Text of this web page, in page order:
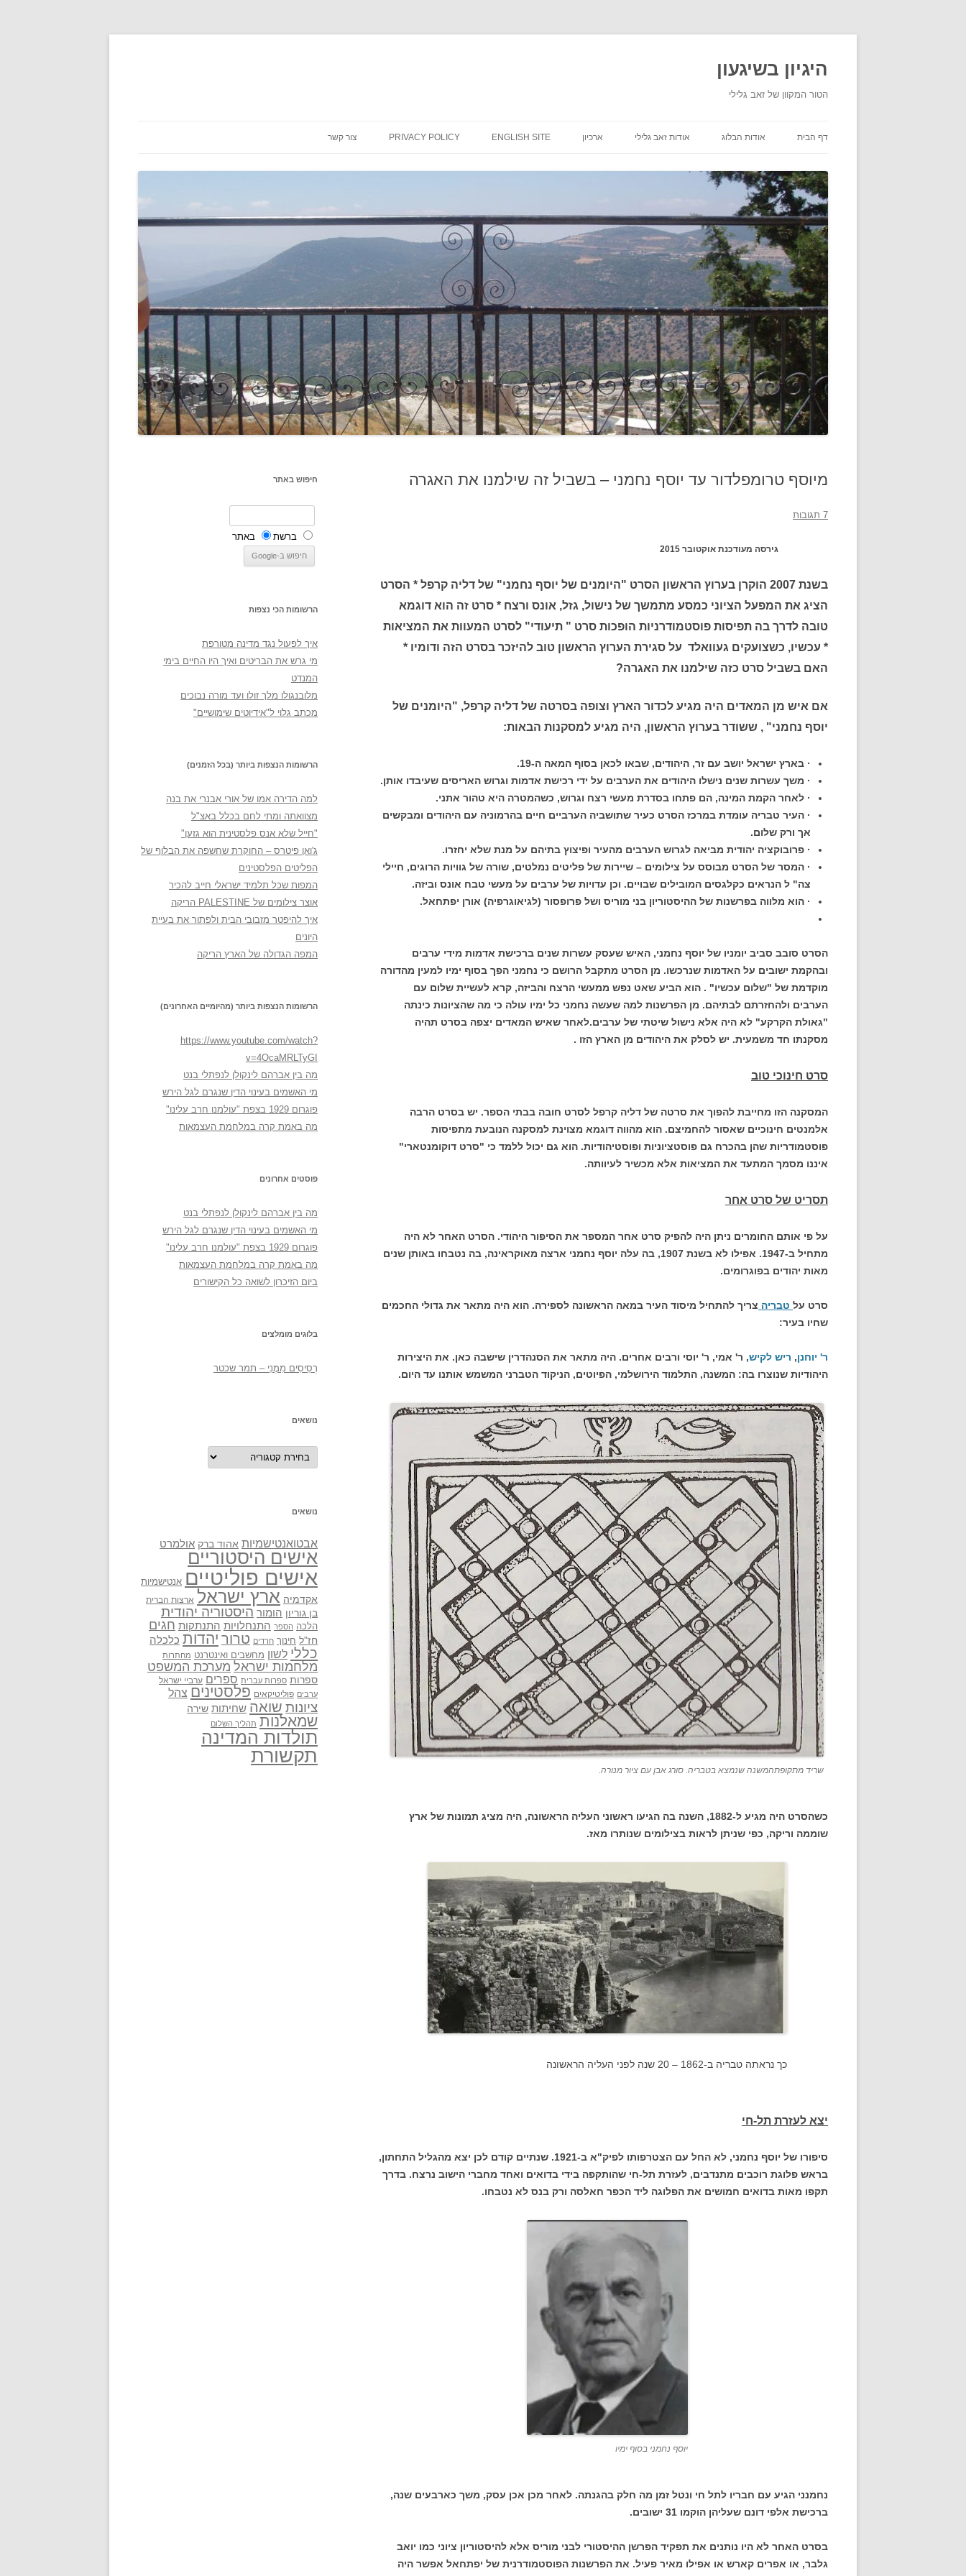
היגיון בשיגעון
הטור המקוון של זאב גלילי
דף הבית אודות הבלוג אודות זאב גלילי ארכיון ENGLISH SITE
PRIVACY POLICY צור קשר
מיוסף טרומפלדור עד יוסף נחמני – בשביל זה שילמנו את האגרה
7 תגובות
גירסה מעודכנת אוקטובר 2015
בשנת 2007 הוקרן בערוץ הראשון הסרט "היומנים של יוסף נחמני" של דליה קרפל * הסרט
הציג את המפעל הציוני כמסע מתמשך של נישול, גזל, אונס ורצח * סרט זה הוא דוגמא
טובה לדרך בה תפיסות פוסטמודרניות הופכות סרט " תיעודי" לסרט המעוות את המציאות
* עכשיו, כשצועקים געוואלד על סגירת הערוץ הראשון טוב להיזכר בסרט הזה ודומיו *
האם בשביל סרט כזה שילמנו את האגרה?
אם איש מן המאדים היה מגיע לכדור הארץ וצופה בסרטה של דליה קרפל, "היומנים של
יוסף נחמני" , ששודר בערוץ הראשון, היה מגיע למסקנות הבאות:
· בארץ ישראל יושב עם זר, היהודים, שבאו לכאן בסוף המאה ה-19.
· משך עשרות שנים נישלו היהודים את הערבים על ידי רכישת אדמות וגרוש האריסים שעיבדו אותן.
· לאחר הקמת המינה, הם פתחו בסדרת מעשי רצח וגרוש, כשהמטרה היא טהור אתני.
· העיר טבריה עומדת במרכז הסרט כעיר שתושביה הערביים חיים בהרמוניה עם היהודים ומבקשים
אך ורק שלום.
· פרובוקציה יהודית מביאה לגרוש הערבים מהעיר ופיצוץ בתיהם על מנת שלא יחזרו.
· המסר של הסרט מבוסס על צילומים – שיירות של פליטים נמלטים, שורה של גוויות הרוגים, חיילי
צה" ל הנראים כקלגסים המובילים שבויים. וכן עדויות של ערבים על מעשי טבח אונס וביזה.
· הוא מלווה בפרשנות של ההיסטוריון בני מוריס ושל פרופסור (לגיאוגרפיה) אורן יפתחאל.
הסרט סובב סביב יומניו של יוסף נחמני, האיש שעסק עשרות שנים ברכישת אדמות מידי ערבים
ובהקמת ישובים על האדמות שנרכשו. מן הסרט מתקבל הרושם כי נחמני הפך בסוף ימיו למעין מהדורה
מוקדמת של "שלום עכשיו" . הוא הביע שאט נפש ממעשי הרצח והביזה, קרא לעשיית שלום עם
הערבים ולהחזרתם לבתיהם. מן הפרשנות למה שעשה נחמני כל ימיו עולה כי מה שהציונות כינתה
"גאולת הקרקע" לא היה אלא נישול שיטתי של ערבים.לאחר שאיש המאדים יצפה בסרט תהיה
מסקנתו חד משמעית. יש לסלק את היהודים מן הארץ הזו .
סרט חינוכי טוב
המסקנה הזו מחייבת להפוך את סרטה של דליה קרפל לסרט חובה בבתי הספר. יש בסרט הרבה
אלמנטים חינוכיים שאסור להחמיצם. הוא מהווה דוגמא מצוינת למסקנה הנובעת מתפיסות
פוסטמודריות שהן בהכרח גם פוסטציוניות ופוסטיהודיות. הוא גם יכול ללמד כי "סרט דוקומנטארי"
איננו מסמך המתעד את המציאות אלא מכשיר לעיוותה.
תסריט של סרט אחר
על פי אותם החומרים ניתן היה להפיק סרט אחר המספר את הסיפור היהודי. הסרט האחר לא היה
מתחיל ב-1947. אפילו לא בשנת 1907, בה עלה יוסף נחמני ארצה מאוקראינה, בה נטבחו באותן שנים
מאות יהודים בפוגרומים.
סרט על טבריה צריך להתחיל מיסוד העיר במאה הראשונה לספירה. הוא היה מתאר את גדולי החכמים
שחיו בעיר:
ר' יוחנן, ריש לקיש, ר' אמי, ר' יוסי ורבים אחרים. היה מתאר את הסנהדרין שישבה כאן. את היצירות
היהודיות שנוצרו בה: המשנה, התלמוד הירושלמי, הפיוטים, הניקוד הטברני המשמש אותנו עד היום.
שריד מתקופתהמשנה שנמצא בטבריה. סורג אבן עם ציור מנורה.
כשהסרט היה מגיע ל-1882, השנה בה הגיעו ראשוני העליה הראשונה, היה מציג תמונות של ארץ
שוממה וריקה, כפי שניתן לראות בצילומים שנותרו מאז.
כך נראתה טבריה ב-1862 – 20 שנה לפני העליה הראשונה
יצא לעזרת תל-חי
סיפורו של יוסף נחמני, לא החל עם הצטרפותו לפיק"א ב-1921. שנתיים קודם לכן יצא מהגליל התחתון,
בראש פלוגת רוכבים מתנדבים, לעזרת תל-חי שהותקפה בידי בדואים ואחד מחברי הישוב נרצח. בדרך
תקפו מאות בדואים חמושים את הפלוגה ליד הכפר חאלסה ורק בנס לא נטבחו.
יוסף נחמני בסוף ימיו
נחמנני הגיע עם חבריו לתל חי ונטל זמן מה חלק בהגנתה. לאחר מכן אכן עסק, משך כארבעים שנה,
ברכישת אלפי דונם שעליהן הוקמו 31 ישובים.
בסרט האחר לא היו נותנים את תפקיד הפרשן ההיסטורי לבני מוריס אלא להיסטוריון ציוני כמו יואב
גלבר, או אפרים קארש או אפילו מאיר פעיל. את הפרשנות הפוסטמודרנית של יפתחאל אפשר היה
חיפוש באתר
ברשת באתר
הרשומות הכי נצפות
איך לפעול נגד מדינה מטורפת
מי גרש את הבריטים ואיך היו החיים בימי
המנדט
מלובנגולו מלך זולו ועד מורה נבוכים
מכתב גלוי ל"אידיוטים שימושיים"
הרשומות הנצפות ביותר (בכל הזמנים)
למה הדירה אמו של אורי אבנרי את בנה
מצוואתה ומתי לחם בכלל באצ"ל
"חייל שלא אנס פלסטינית הוא גזען"
ג'ואן פיטרס – החוקרת שחשפה את הבלוף של
הפליטים הפלסטינים
המפות שכל תלמיד ישראלי חייב להכיר
אוצר צילומים של PALESTINE הריקה
איך להיפטר מזבובי הבית ולפתור את בעיית
היונים
המפה הגדולה של הארץ הריקה
הרשומות הנצפות ביותר (מהיומיים האחרונים)
https://www.youtube.com/watch?
v=4OcaMRLTyGI
מה בין אברהם לינקולן לנפתלי בנט
מי האשמים בעינוי הדין שנגרם לגל הירש
פוגרום 1929 בצפת "עולמנו חרב עלינו"
מה באמת קרה במלחמת העצמאות
פוסטים אחרונים
מה בין אברהם לינקולן לנפתלי בנט
מי האשמים בעינוי הדין שנגרם לגל הירש
פוגרום 1929 בצפת "עולמנו חרב עלינו"
מה באמת קרה במלחמת העצמאות
ביום הזיכרון לשואה כל הקישורים
בלוגים מומלצים
רְסִיסִים מִמֶנִי – תמר שכטר
נושאים
נושאים
נושאים
אבטואנטישמיות אהוד ברק אולמרט
אישים היסטוריים
אישים פוליטיים אנטישמיות
אקדמיה ארץ ישראל ארצות הברית
בן גוריון הומור היסטוריה יהודית
הלכה הספר התנחלויות התנתקות חגים
חז"ל חינוך חרדים טרור יהדות כלכלה
כללי לשון מחשבים ואינטרנט מחתרות
מלחמות ישראל מערכת המשפט
ספרות ספרות עברית ספרים ערביי ישראל
ערבים פוליטיקאים פלסטינים צהל
ציונות שואה שחיתות שירה
שמאלנות תהליך השלום
תולדות המדינה
תקשורת